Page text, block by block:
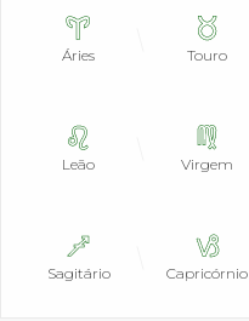
Áries Touro
Leão Virgem
Sagitário Capricórnio